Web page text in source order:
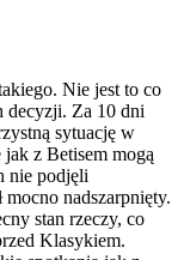
Nie jest to co
decyzji. Za 10 dni
sytuację w
z Betisem mogą
nie podjęli
mocno nadszarpnięty.
stan rzeczy, co
Klasykiem.